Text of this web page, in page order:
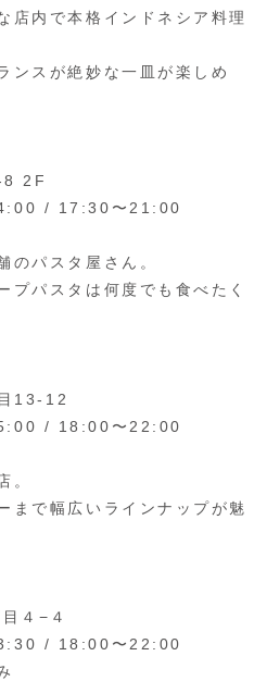
店内で本格インドネシア料理
ンスが絶妙な一皿が楽しめ
8 2F
/ 17:30〜21:00
のパスタ屋さん。
プパスタは何度でも食べたく
13-12
/ 18:00〜22:00
。
まで幅広いラインナップが魅
４−４
/ 18:00〜22:00